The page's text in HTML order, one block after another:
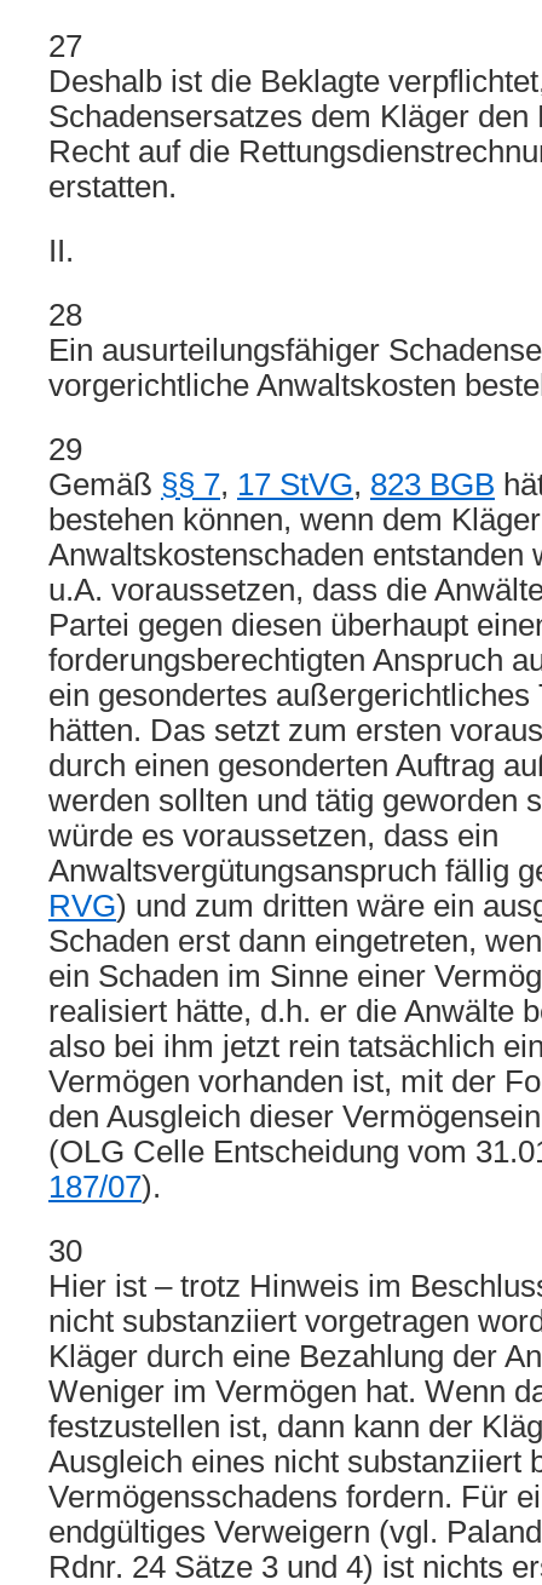
27
Deshalb ist die Beklagte
Schadensersatzes dem Kläger den
Recht auf die
erstatten.
II.
28
Ein ausurteilungsfähiger
vorgerichtliche Anwaltskosten
29
Gemäß §§ 7, 17 StVG, 823 BGB
bestehen können, wenn dem
Anwaltskostenschaden entstanden
u.A. voraussetzen, dass die
Partei gegen diesen überhaupt
forderungsberechtigten Anspruch
ein gesondertes
hätten. Das setzt zum ersten
durch einen gesonderten Auftrag
werden sollten und tätig geworden
würde es voraussetzen, dass ein
Anwaltsvergütungsanspruch fällig
RVG) und zum dritten wäre ein
Schaden erst dann eingetreten,
ein Schaden im Sinne einer
realisiert hätte, d.h. er die Anwälte
also bei ihm jetzt rein tatsächlich
Vermögen vorhanden ist, mit der
den Ausgleich dieser
(OLG Celle Entscheidung vom
187/07).
30
Hier ist – trotz Hinweis im
nicht substanziiert vorgetragen
Kläger durch eine Bezahlung der
Weniger im Vermögen hat. Wenn
festzustellen ist, dann kann der
Ausgleich eines nicht substanziiert
Vermögensschadens fordern. Für
endgültiges Verweigern (vgl.
Rdnr. 24 Sätze 3 und 4) ist nichts